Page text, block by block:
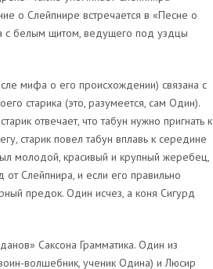
о Слейпнире встречается в «Песне о
с белым щитом, ведущего под уздцы
мифа о его происхождении) связана с
старика (это, разумеется, сам Один).
отвечает, что табун нужно пригнать к
старик повел табун вплавь к середине
молодой, красивый и крупный жеребец,
Слейпнира, и если его правильно
предок. Один исчез, а коня Сигурд
Саксона Грамматика. Один из
волшебник, ученик Одина) и Люсир